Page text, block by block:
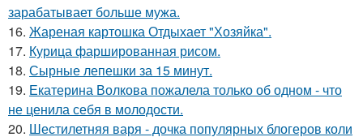
зарабатывает больше мужа.
16. Жареная картошка Отдыхает "Хозяйка".
17. Курица фаршированная рисом.
18. Сырные лепешки за 15 минут.
19. Екатерина Волкова пожалела только об одном - что
не ценила себя в молодости.
20. Шестилетняя варя - дочка популярных блогеров коли